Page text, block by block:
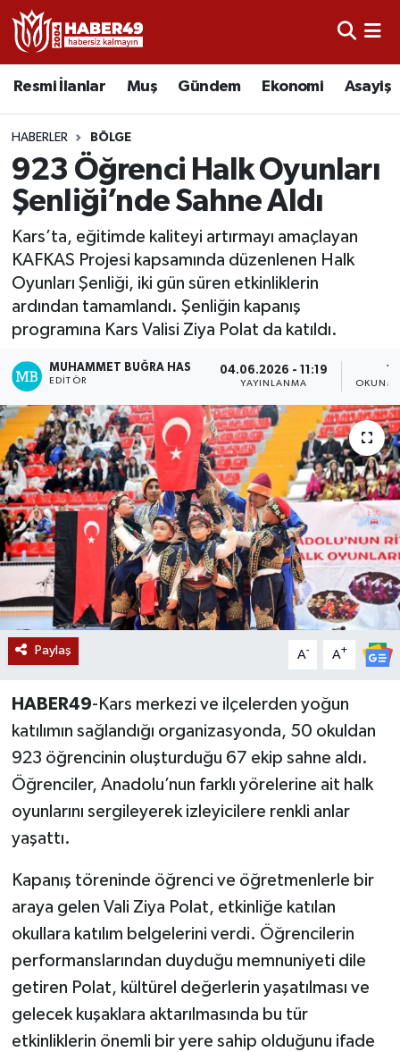
Resmi İlanlar Muş Gündem Ekonomi Asayiş
HABERLER BÖLGE
923 Öğrenci Halk Oyunları
Şenliği’nde Sahne Aldı
Kars’ta, eğitimde kaliteyi artırmayı amaçlayan
KAFKAS Projesi kapsamında düzenlenen Halk
Oyunları Şenliği, iki gün süren etkinliklerin
ardından tamamlandı. Şenliğin kapanış
programına Kars Valisi Ziya Polat da katıldı.
MUHAMMET BUĞRA HAS
EDITÖR
04.06.2026 - 11:19
YAYINLANMA
1
Paylaş A- A+
HABER49-Kars merkezi ve ilçelerden yoğun
katılımın sağlandığı organizasyonda, 50 okuldan
923 öğrencinin oluşturduğu 67 ekip sahne aldı.
Öğrenciler, Anadolu’nun farklı yörelerine ait halk
oyunlarını sergileyerek izleyicilere renkli anlar
yaşattı.
Kapanış töreninde öğrenci ve öğretmenlerle bir
araya gelen Vali Ziya Polat, etkinliğe katılan
okullara katılım belgelerini verdi. Öğrencilerin
performanslarından duyduğu memnuniyeti dile
getiren Polat, kültürel değerlerin yaşatılması ve
gelecek kuşaklara aktarılmasında bu tür
etkinliklerin önemli bir yere sahip olduğunu ifade
Resmi İlanlar
Asayiş
Bölge
Eğitim
Ekonomi
Sağlık
Gündem
Spor
Siyaset
Teknoloji
Kültür Sanat
Muş
Hasköy
Korkut
Bulanık
Malazgirt
Uşak Nöbetçi Eczaneler
Uşak Hava Durumu
Uşak Namaz Vakitleri
Uşak Trafik Yoğunluk Haritası
TFF 2.Lig Kırmızı Grup Puan Durumu ve Fikstür
Tüm Manşetler
Son Dakika Haberleri
Haber Arşivi